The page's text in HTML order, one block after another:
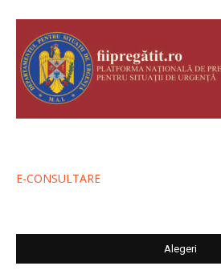
E-CONSULTARE
Alegeri